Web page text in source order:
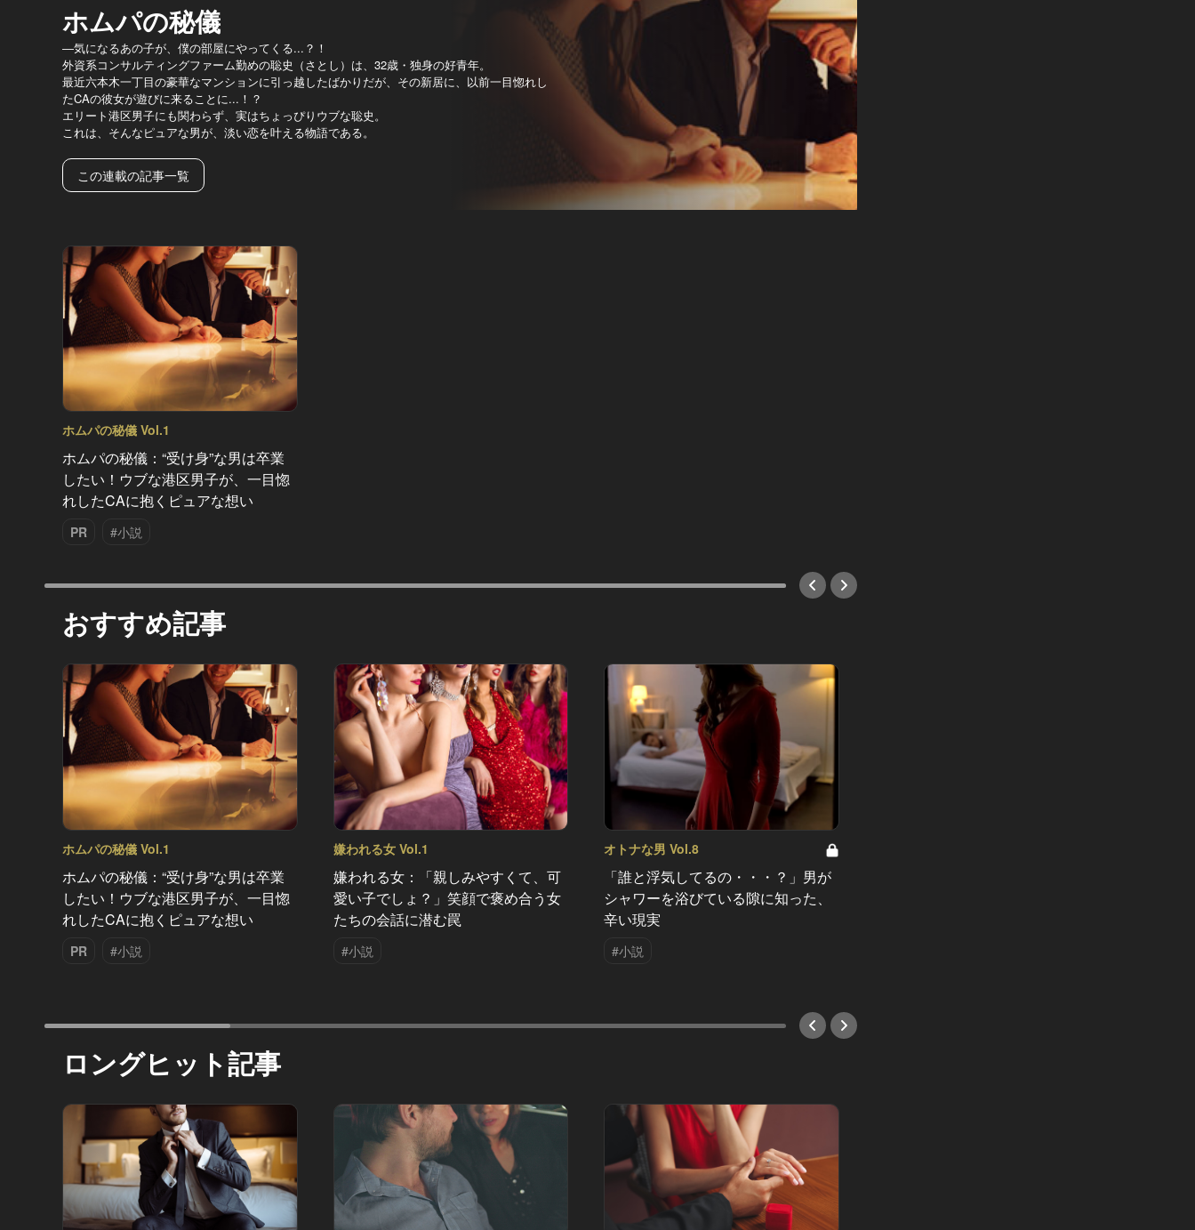
ホムパの秘儀
―気になるあの子が、僕の部屋にやってくる...？！
外資系コンサルティングファーム勤めの聡史（さとし）は、32歳・独身の好青年。
最近六本木一丁目の豪華なマンションに引っ越したばかりだが、その新居に、以前一目惚れし
たCAの彼女が遊びに来ることに...！？
エリート港区男子にも関わらず、実はちょっぴりウブな聡史。
これは、そんなピュアな男が、淡い恋を叶える物語である。
この連載の記事一覧
ホムパの秘儀 Vol.1
ホムパの秘儀：“受け身”な男は卒業
したい！ウブな港区男子が、一目惚
れしたCAに抱くピュアな想い
PR #小説
おすすめ記事
ホムパの秘儀 Vol.1
ホムパの秘儀：“受け身”な男は卒業
したい！ウブな港区男子が、一目惚
れしたCAに抱くピュアな想い
PR #小説
嫌われる女 Vol.1
嫌われる女：「親しみやすくて、可
愛い子でしょ？」笑顔で褒め合う女
たちの会話に潜む罠
#小説
オトナな男 Vol.8
「誰と浮気してるの・・・？」男が
シャワーを浴びている隙に知った、
辛い現実
#小説
ロングヒット記事